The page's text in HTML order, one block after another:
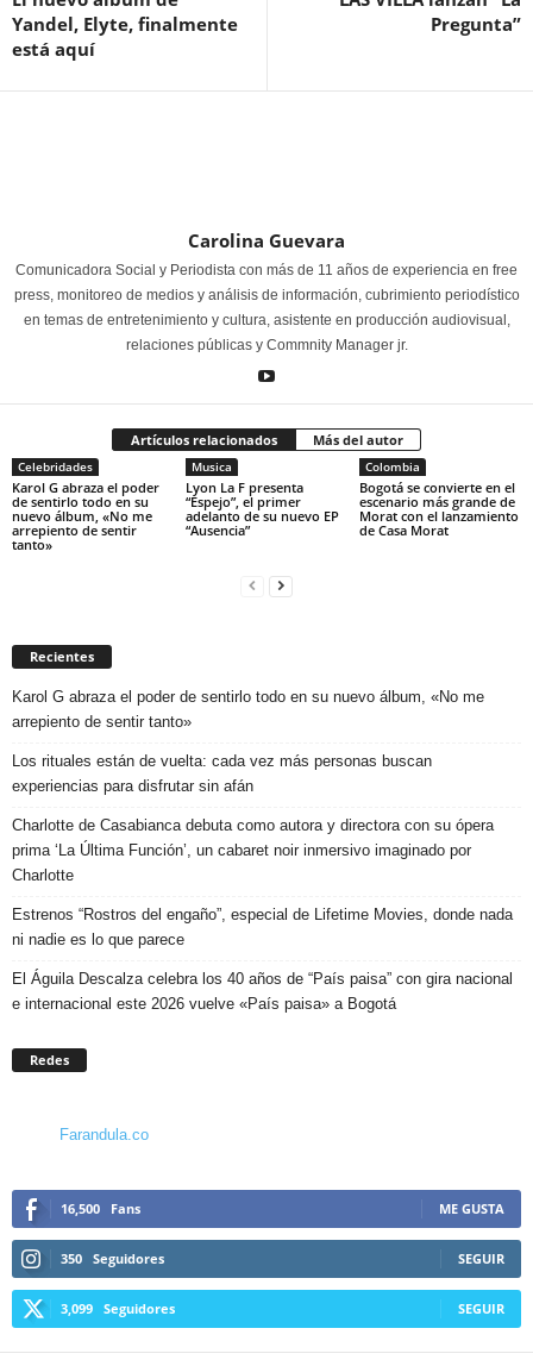
Yandel, Elyte, finalmente
está aquí
Pregunta”
Carolina Guevara
Comunicadora Social y Periodista con más de 11 años de experiencia en free
press, monitoreo de medios y análisis de información, cubrimiento periodístico
en temas de entretenimiento y cultura, asistente en producción audiovisual,
relaciones públicas y Commnity Manager jr.
Artículos relacionados Más del autor
Celebridades
Karol G abraza el poder
de sentirlo todo en su
nuevo álbum, «No me
arrepiento de sentir
tanto»
Musica
Lyon La F presenta
“Espejo”, el primer
adelanto de su nuevo EP
“Ausencia”
Colombia
Bogotá se convierte en el
escenario más grande de
Morat con el lanzamiento
de Casa Morat
Recientes
Karol G abraza el poder de sentirlo todo en su nuevo álbum, «No me
arrepiento de sentir tanto»
Los rituales están de vuelta: cada vez más personas buscan
experiencias para disfrutar sin afán
Charlotte de Casabianca debuta como autora y directora con su ópera
prima ‘La Última Función’, un cabaret noir inmersivo imaginado por
Charlotte
Estrenos “Rostros del engaño”, especial de Lifetime Movies, donde nada
ni nadie es lo que parece
El Águila Descalza celebra los 40 años de “País paisa” con gira nacional
e internacional este 2026 vuelve «País paisa» a Bogotá
Redes
Farandula.co
16,500 Fans ME GUSTA
350 Seguidores SEGUIR
3,099 Seguidores SEGUIR